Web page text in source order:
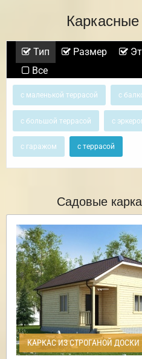
Тип Размер
Все
с маленькой террасой с
с большой террасой с
с гаражом с террасой
Садовые
КАРКАС ИЗ СТРОГАНОЙ ДОСКИ